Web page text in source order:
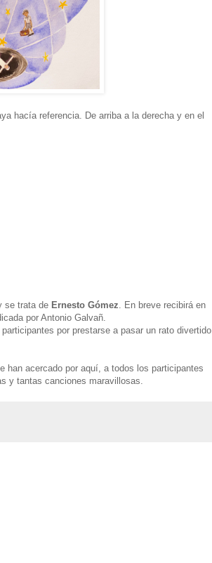
hacía referencia. De arriba a la derecha y en el
se trata de Ernesto Gómez . En breve recibirá en
por Antonio Galvañ.
por prestarse a pasar un rato divertido
han acercado por aquí, a todos los participantes
y tantas canciones maravillosas.